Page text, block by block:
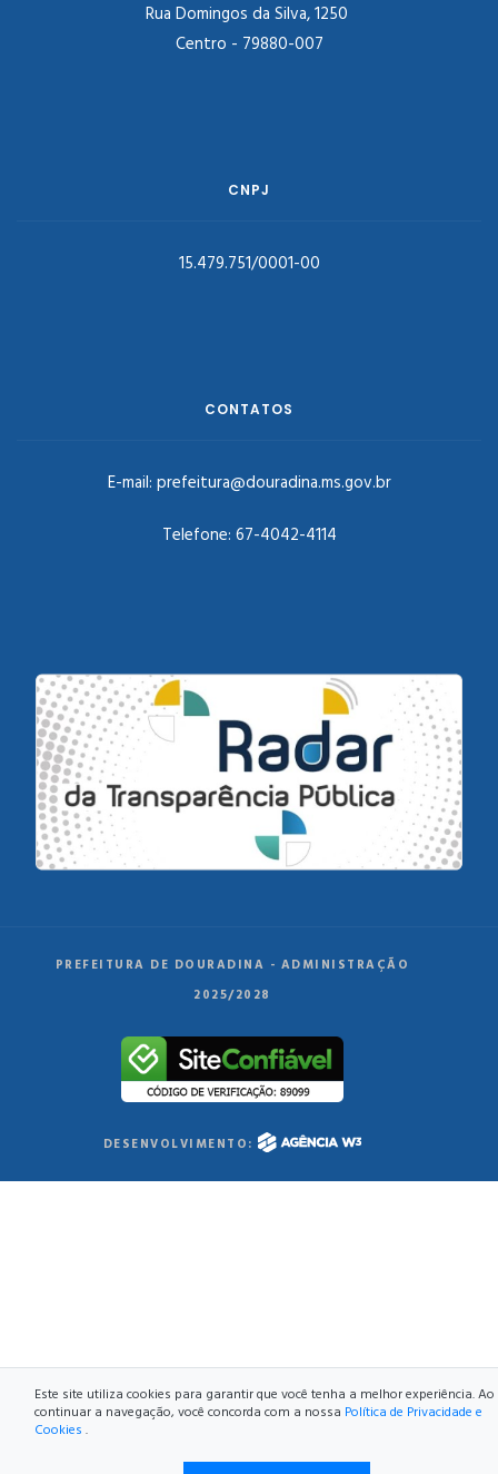
Rua Domingos da Silva, 1250
Centro - 79880-007
CNPJ
15.479.751/0001-00
CONTATOS
E-mail: prefeitura@douradina.ms.gov.br
Telefone: 67-4042-4114
PREFEITURA DE DOURADINA - ADMINISTRAÇÃO
2025/2028
DESENVOLVIMENTO:
Este site utiliza cookies para garantir que você tenha a melhor experiência. Ao
continuar a navegação, você concorda com a nossa Política de Privacidade e
Cookies .